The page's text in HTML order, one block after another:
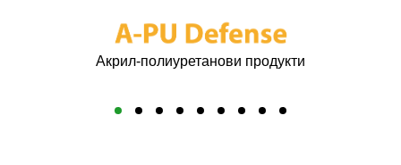
Акрил-полиуретанови продукти